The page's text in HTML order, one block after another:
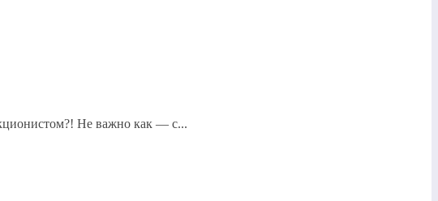
Не важно как — с...